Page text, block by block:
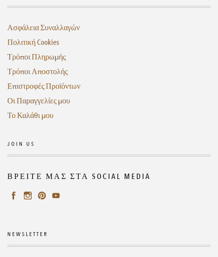
Ασφάλεια Συναλλαγών
Πολιτική Cookies
Τρόποι Πληρωμής
Τρόποι Αποστολής
Επιστροφές Προϊόντων
Οι Παραγγελίες μου
Το Καλάθι μου
JOIN US
ΒΡΕΙΤΕ ΜΑΣ ΣΤΑ SOCIAL MEDIA
NEWSLETTER